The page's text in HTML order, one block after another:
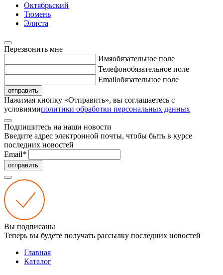
Октябрьский
Тюмень
Элиста
Перезвонить мне
Имяобязательное поле
Телефонобязательное поле
Emailобязательное поле
отправить
Нажимая кнопку «Отправить», вы соглашаетесь с
условиямиполитики обработки персональных данных
Подпишитесь на наши новости
Введите адрес электронной почты, чтобы быть в курсе
последних новостей
Email*
отправить
Вы подписаны
Теперь вы будете получать рассылку последних новостей
Главная
Каталог